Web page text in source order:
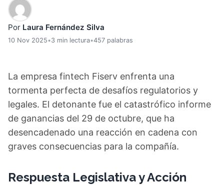
Por Laura Fernández Silva
10 Nov 2025•3 min lectura•457 palabras
La empresa fintech Fiserv enfrenta una
tormenta perfecta de desafíos regulatorios y
legales. El detonante fue el catastrófico informe
de ganancias del 29 de octubre, que ha
desencadenado una reacción en cadena con
graves consecuencias para la compañía.
Respuesta Legislativa y Acción